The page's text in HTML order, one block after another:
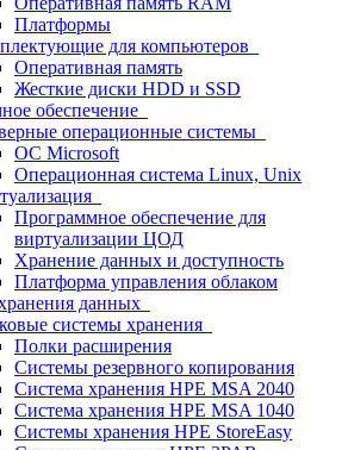
Платформы
для компьютеров
Оперативная память
Жесткие диски HDD и SSD
обеспечение
операционные системы
ОС Microsoft
Операционная система Linux, Unix
Программное обеспечение для
виртуализации ЦОД
Хранение данных и доступность
Платформа управления облаком
данных
системы хранения
Полки расширения
Системы резервного копирования
Система хранения HPE MSA 2040
Система хранения HPE MSA 1040
Системы хранения HPE StoreEasy